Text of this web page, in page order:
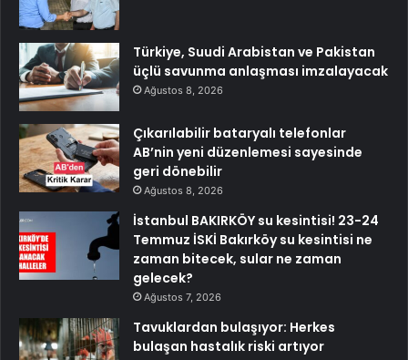
Türkiye, Suudi Arabistan ve Pakistan
üçlü savunma anlaşması imzalayacak
Ağustos 8, 2026
Çıkarılabilir bataryalı telefonlar
AB’nin yeni düzenlemesi sayesinde
geri dönebilir
Ağustos 8, 2026
İstanbul BAKIRKÖY su kesintisi! 23-24
Temmuz İSKİ Bakırköy su kesintisi ne
zaman bitecek, sular ne zaman
gelecek?
Ağustos 7, 2026
Tavuklardan bulaşıyor: Herkes
bulaşan hastalık riski artıyor